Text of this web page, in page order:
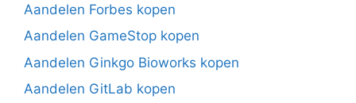
Aandelen Forbes kopen
Aandelen GameStop kopen
Aandelen Ginkgo Bioworks kopen
Aandelen GitLab kopen